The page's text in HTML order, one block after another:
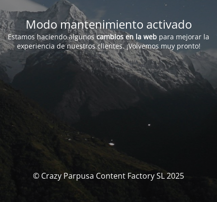
Modo mantenimiento activado
Estamos haciendo algunoscambios en la web para mejorar la
experiencia de nuestros clientes. ¡Volvemos muy pronto!
© Crazy Parpusa Content Factory SL 2025